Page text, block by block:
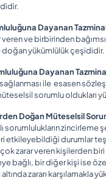
Dayanan
ve birbirinden
yükümlülük çeşididir.
Dayanan
ile esasen
sorumlu oldukları
Doğan Müteselsil
sorumlulukların zincirleme
etkileyebildiği durumlar
zarar veren kişilerden biri
bağlı, bir diğer kişi ise
zararı karşılamakla